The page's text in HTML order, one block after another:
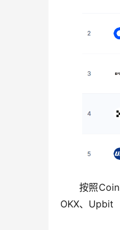
按照
OKX、Upbit